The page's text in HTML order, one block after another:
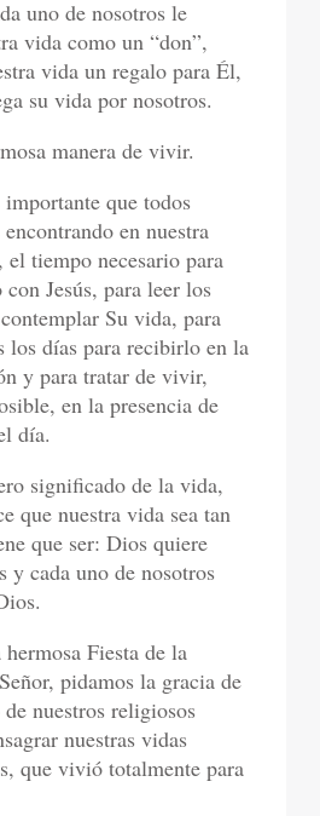
uno de nosotros le
vida como un “don”,
vida un regalo para Él,
su vida por nosotros.
manera de vivir.
que todos
en nuestra
el tiempo necesario para
Jesús, para leer los
Su vida, para
los días para recibirlo en la
y para tratar de vivir,
en la presencia de
día.
significado de la vida,
que nuestra vida sea tan
que ser: Dios quiere
y cada uno de nosotros
Fiesta de la
pidamos la gracia de
nuestros religiosos
nuestras vidas
que vivió totalmente para